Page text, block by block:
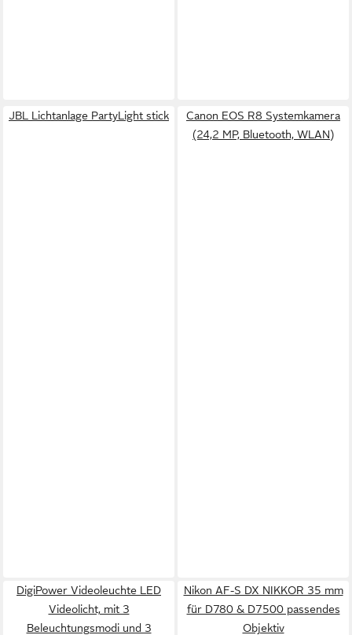
JBL Lichtanlage PartyLight stick
Canon EOS R8 Systemkamera
(24,2 MP, Bluetooth, WLAN)
DigiPower Videoleuchte LED
Videolicht, mit 3
Beleuchtungsmodi und 3
Nikon AF-S DX NIKKOR 35 mm
für D780 & D7500 passendes
Objektiv